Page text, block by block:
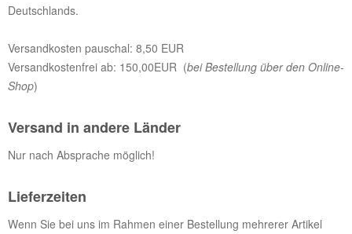
Deutschlands.
Versandkosten pauschal: 8,50 EUR
Versandkostenfrei ab: 150,00EUR (bei Bestellung über den Online-
Shop)
Versand in andere Länder
Nur nach Absprache möglich!
Lieferzeiten
Wenn Sie bei uns im Rahmen einer Bestellung mehrerer Artikel